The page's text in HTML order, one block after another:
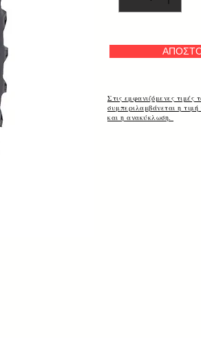
Στις εμφανιζόμενες τιμές
συμπεριλαμβάνεται η
και η ανακύκλωση.